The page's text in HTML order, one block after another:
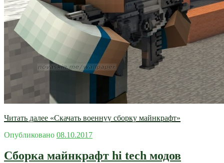
Читать далее «Скачать военнуу сборку майнкрафт»
Опубликовано 08.10.2017
Сборка майнкрафт hi tech модов